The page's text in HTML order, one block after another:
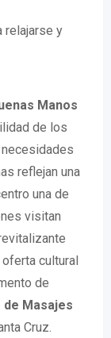
relajarse y
Manos
de los
reflejan una
una de
visitan
cultural
de
de Masajes
Cruz.